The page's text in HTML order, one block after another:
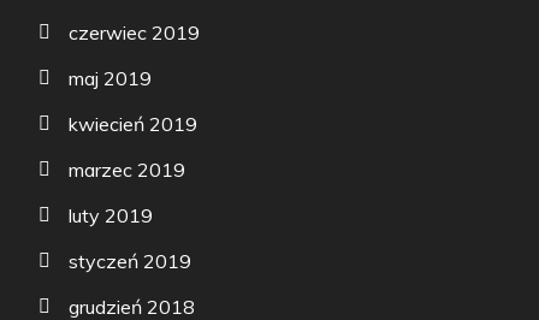
czerwiec 2019
maj 2019
kwiecień 2019
marzec 2019
luty 2019
styczeń 2019
grudzień 2018